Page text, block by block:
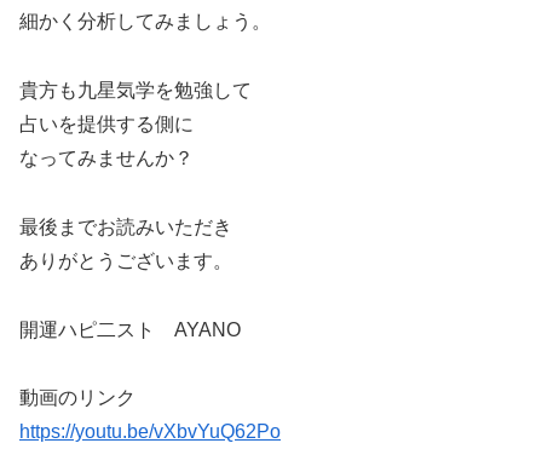
細かく分析してみましょう。
貴方も九星気学を勉強して
占いを提供する側に
なってみませんか？
最後までお読みいただき
ありがとうございます。
開運ハピ二スト AYANO
動画のリンク
https://youtu.be/vXbvYuQ62Po